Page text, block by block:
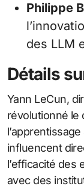
Philippe
des LLM
Détails
Yann LeCun,
révolutionné le
influencent
l’efficacité des
avec des